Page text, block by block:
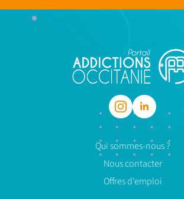
Qui sommes-nous ?
Nous contacter
Offres d'emploi